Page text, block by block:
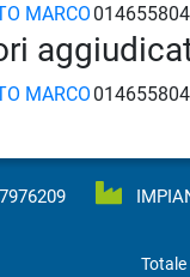
MARCO
MARCO